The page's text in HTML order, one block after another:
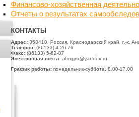
Финансово-хозяйственная
Отчеты о результатах
КОНТАКТЫ
Адрес: 353410, Россия, Краснодарский край, г.-к.
Телефон:(86133) 4-26-76
Факс: (86133) 5-62-87
Электронная почта:afmgpu@yandex.ru
График работы: понедельник-суббота, 8.00-17.00